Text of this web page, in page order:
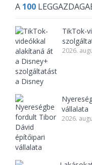
A 100
TikTok-
2026.
vállalata
2026.